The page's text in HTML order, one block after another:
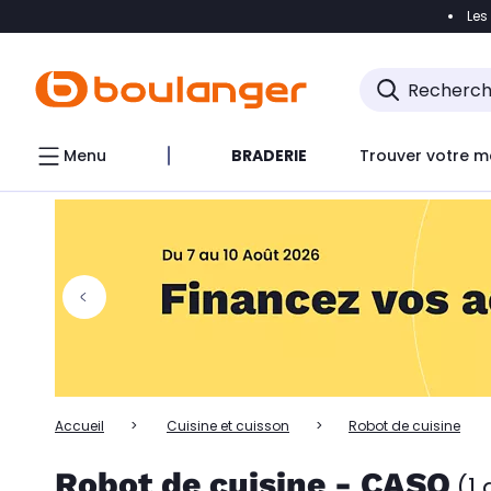
Accéder
Accéder directement au chatbot
Menu BRADERIE Trouver votre
Accueil Cuisine et cuisson Robot de cuisine